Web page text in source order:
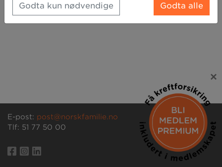
E-post: post@norskfamilie.no
Tlf: 51 77 50 00
×
Godta kun nødvendige Godta alle